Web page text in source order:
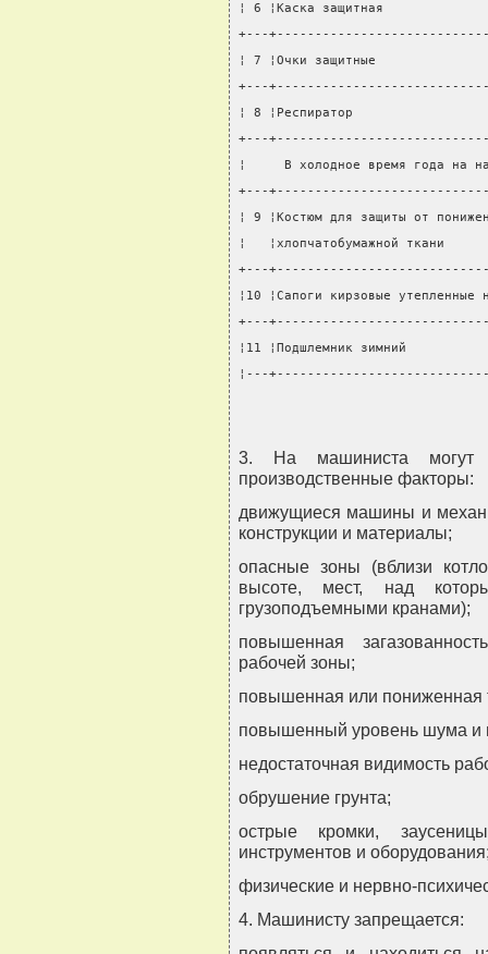
¦ 6 ¦Каска защитная
+---
¦ 7 ¦Очки защитные
+---
¦ 8 ¦Респиратор
+---
¦     В холодное время года на
+---
¦ 9 ¦Костюм для защиты от
¦   ¦хлопчатобумажной
+---
¦10 ¦Сапоги кирзовые
+---
¦11 ¦Подшлемник зимний
¦---
3. На машиниста могут
производственные факторы:
движущиеся машины и
конструкции и материалы;
опасные зоны (вблизи
высоте, мест, над
грузоподъемными кранами);
повышенная
рабочей зоны;
повышенная или пониженная
повышенный уровень шума и
недостаточная видимость
обрушение грунта;
острые кромки,
инструментов и
физические и нервно-
4. Машинисту запрещается: